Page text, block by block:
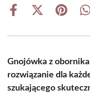
Share
Share
(Twitter)
Share
Gnojówka z
rozwiązanie dla
szukającego